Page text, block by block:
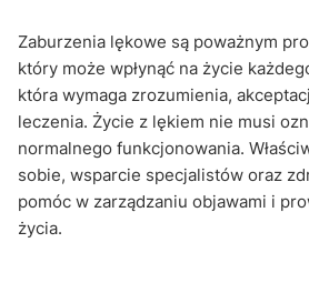
Zaburzenia lękowe są poważnym
który może wpłynąć na życie
która wymaga zrozumienia,
leczenia. Życie z lękiem nie musi
normalnego funkcjonowania.
sobie, wsparcie specjalistów oraz
pomóc w zarządzaniu objawami i
życia.